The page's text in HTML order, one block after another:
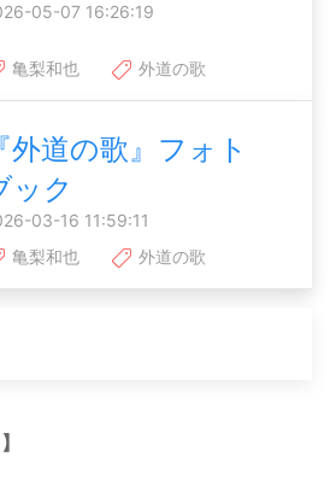
05-07 16:26:19
亀梨和也 外道の歌
『外道の歌』フォト
ック
03-16 11:59:11
亀梨和也 外道の歌